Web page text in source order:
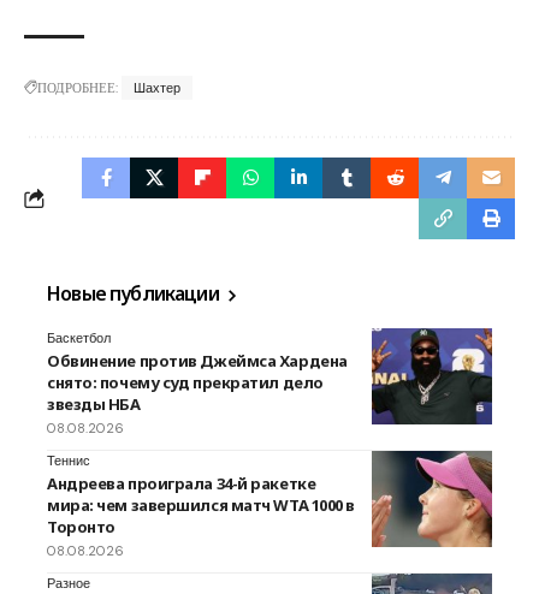
ПОДРОБНЕЕ: Шахтер
Новые публикации
Баскетбол
Обвинение против Джеймса Хардена
снято: почему суд прекратил дело
звезды НБА
08.08.2026
Теннис
Андреева проиграла 34-й ракетке
мира: чем завершился матч WTA 1000 в
Торонто
08.08.2026
Разное